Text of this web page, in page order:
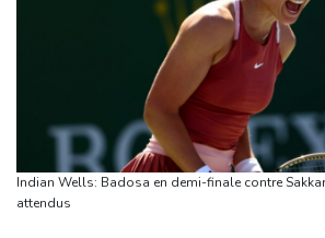
dans des frappes dans la région de Kiev
Que peut-on attendre du pacte de
Ankara et Islamabad?
Foot: le père et agent de Lionel Messi
Hongrie : le "juge qui a dit non" à Orban
Magyar pour devenir président
Euro de natation: Léon Marchand forfait
Indian Wells: Badosa en demi-finale contre
attendus